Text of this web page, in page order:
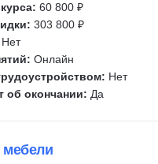
60 800 ₽
303 800 ₽
Нет
Онлайн
Нет
об окончании: Да
мебели